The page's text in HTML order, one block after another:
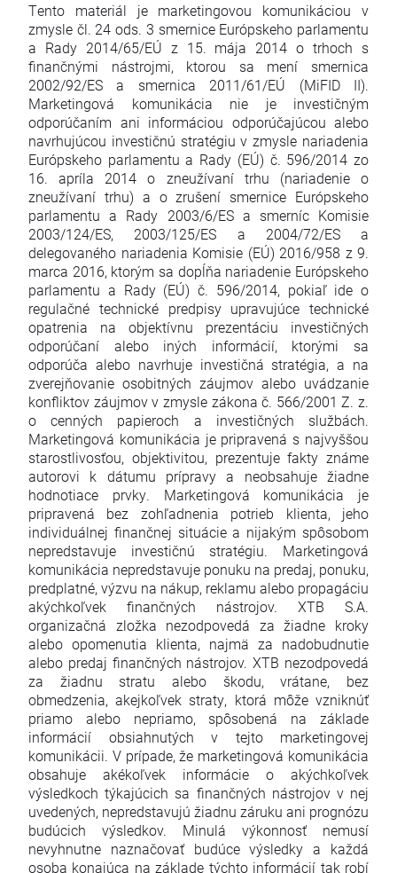
Tento materiál je marketingovou komunikáciou v
zmysle čl. 24 ods. 3 smernice Európskeho parlamentu
a Rady 2014/65/EÚ z 15. mája 2014 o trhoch s
finančnými nástrojmi, ktorou sa mení smernica
2002/92/ES a smernica 2011/61/EÚ (MiFID II).
Marketingová komunikácia nie je investičným
odporúčaním ani informáciou odporúčajúcou alebo
navrhujúcou investičnú stratégiu v zmysle nariadenia
Európskeho parlamentu a Rady (EÚ) č. 596/2014 zo
16. apríla 2014 o zneužívaní trhu (nariadenie o
zneužívaní trhu) a o zrušení smernice Európskeho
parlamentu a Rady 2003/6/ES a smerníc Komisie
2003/124/ES, 2003/125/ES a 2004/72/ES a
delegovaného nariadenia Komisie (EÚ) 2016/958 z 9.
marca 2016, ktorým sa dopĺňa nariadenie Európskeho
parlamentu a Rady (EÚ) č. 596/2014, pokiaľ ide o
regulačné technické predpisy upravujúce technické
opatrenia na objektívnu prezentáciu investičných
odporúčaní alebo iných informácií, ktorými sa
odporúča alebo navrhuje investičná stratégia, a na
zverejňovanie osobitných záujmov alebo uvádzanie
konfliktov záujmov v zmysle zákona č. 566/2001 Z. z.
o cenných papieroch a investičných službách.
Marketingová komunikácia je pripravená s najvyššou
starostlivosťou, objektivitou, prezentuje fakty známe
autorovi k dátumu prípravy a neobsahuje žiadne
hodnotiace prvky. Marketingová komunikácia je
pripravená bez zohľadnenia potrieb klienta, jeho
individuálnej finančnej situácie a nijakým spôsobom
nepredstavuje investičnú stratégiu. Marketingová
komunikácia nepredstavuje ponuku na predaj, ponuku,
predplatné, výzvu na nákup, reklamu alebo propagáciu
akýchkoľvek finančných nástrojov. XTB S.A.
organizačná zložka nezodpovedá za žiadne kroky
alebo opomenutia klienta, najmä za nadobudnutie
alebo predaj finančných nástrojov. XTB nezodpovedá
za žiadnu stratu alebo škodu, vrátane, bez
obmedzenia, akejkoľvek straty, ktorá môže vzniknúť
priamo alebo nepriamo, spôsobená na základe
informácií obsiahnutých v tejto marketingovej
komunikácii. V prípade, že marketingová komunikácia
obsahuje akékoľvek informácie o akýchkoľvek
výsledkoch týkajúcich sa finančných nástrojov v nej
uvedených, nepredstavujú žiadnu záruku ani prognózu
budúcich výsledkov. Minulá výkonnosť nemusí
nevyhnutne naznačovať budúce výsledky a každá
osoba konajúca na základe týchto informácií tak robí